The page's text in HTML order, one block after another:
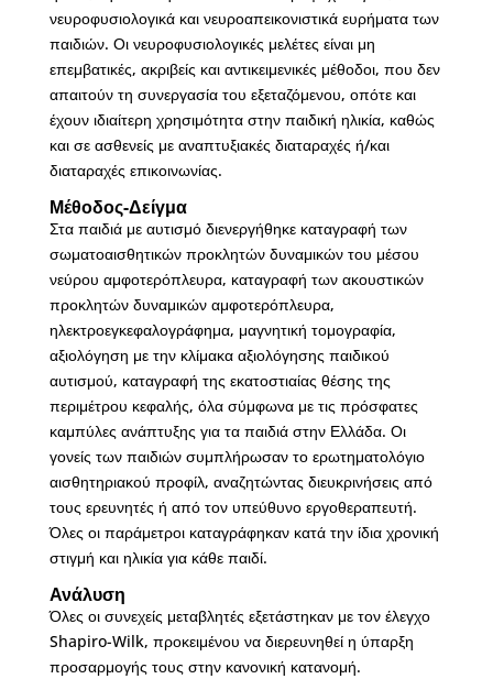
νευροφυσιολογικά και νευροαπεικονιστικά ευρήματα των
παιδιών. Οι νευροφυσιολογικές μελέτες είναι μη
επεμβατικές, ακριβείς και αντικειμενικές μέθοδοι, που δεν
απαιτούν τη συνεργασία του εξεταζόμενου, οπότε και
έχουν ιδιαίτερη χρησιμότητα στην παιδική ηλικία, καθώς
και σε ασθενείς με αναπτυξιακές διαταραχές ή/και
διαταραχές επικοινωνίας.
Μέθοδος-Δείγμα
Στα παιδιά με αυτισμό διενεργήθηκε καταγραφή των
σωματοαισθητικών προκλητών δυναμικών του μέσου
νεύρου αμφοτερόπλευρα, καταγραφή των ακουστικών
προκλητών δυναμικών αμφοτερόπλευρα,
ηλεκτροεγκεφαλογράφημα, μαγνητική τομογραφία,
αξιολόγηση με την κλίμακα αξιολόγησης παιδικού
αυτισμού, καταγραφή της εκατοστιαίας θέσης της
περιμέτρου κεφαλής, όλα σύμφωνα με τις πρόσφατες
καμπύλες ανάπτυξης για τα παιδιά στην Ελλάδα. Οι
γονείς των παιδιών συμπλήρωσαν το ερωτηματολόγιο
αισθητηριακού προφίλ, αναζητώντας διευκρινήσεις από
τους ερευνητές ή από τον υπεύθυνο εργοθεραπευτή.
Όλες οι παράμετροι καταγράφηκαν κατά την ίδια χρονική
στιγμή και ηλικία για κάθε παιδί.
Ανάλυση
Όλες οι συνεχείς μεταβλητές εξετάστηκαν με τον έλεγχο
Shapiro-Wilk, προκειμένου να διερευνηθεί η ύπαρξη
προσαρμογής τους στην κανονική κατανομή.